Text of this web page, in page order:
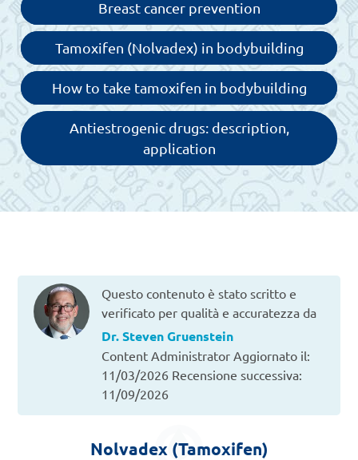
Breast cancer prevention
Tamoxifen (Nolvadex) in bodybuilding
How to take tamoxifen in bodybuilding
Antiestrogenic drugs: description,
application
Questo contenuto è stato scritto e
verificato per qualità e accuratezza da
Dr. Steven Gruenstein
Content Administrator Aggiornato il:
11/03/2026 Recensione successiva:
11/09/2026
Nolvadex (Tamoxifen)